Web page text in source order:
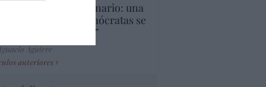
Inquietante escenario: una
parte de los demócratas se
como “socialista”
anteriores